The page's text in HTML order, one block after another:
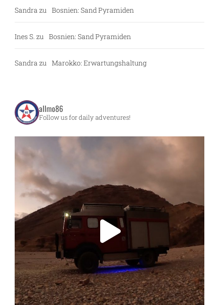
Sandra zu Bosnien: Sand Pyramiden
Ines S. zu Bosnien: Sand Pyramiden
Sandra zu Marokko: Erwartungshaltung
allmo86
Follow us for daily adventures!